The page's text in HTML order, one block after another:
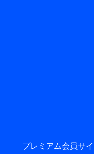
プレミアム会員サ